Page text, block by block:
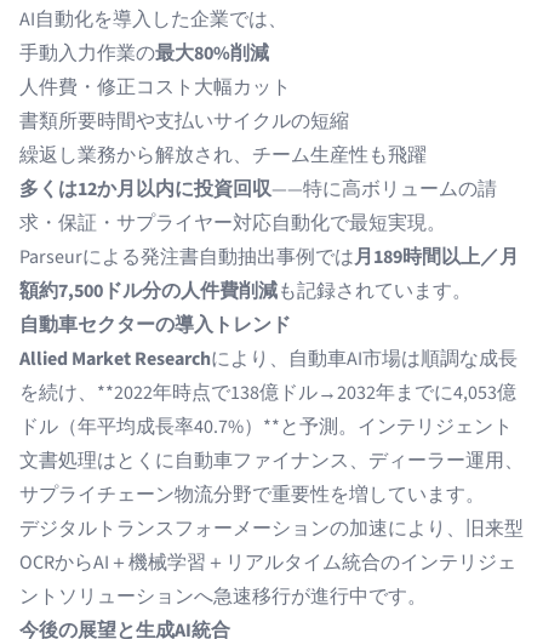
AI自動化を導入した企業では、
手動入力作業の最大80%削減
人件費・修正コスト大幅カット
書類所要時間や支払いサイクルの短縮
繰返し業務から解放され、チーム生産性も飛躍
多くは12か月以内に投資回収——特に高ボリュームの請
求・保証・サプライヤー対応自動化で最短実現。
Parseurによる発注書自動抽出事例では月189時間以上／月
額約7,500ドル分の人件費削減も記録されています。
自動車セクターの導入トレンド
Allied Market Researchにより、自動車AI市場は順調な成長
を続け、**2022年時点で138億ドル→2032年までに4,053億
ドル（年平均成長率40.7%）**と予測。インテリジェント
文書処理はとくに自動車ファイナンス、ディーラー運用、
サプライチェーン物流分野で重要性を増しています。
デジタルトランスフォーメーションの加速により、旧来型
OCRからAI＋機械学習＋リアルタイム統合のインテリジェ
ントソリューションへ急速移行が進行中です。
今後の展望と生成AI統合